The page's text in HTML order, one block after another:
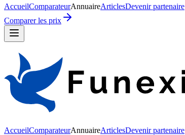
AccueilComparateurAnnuaireArticlesDevenir partenaire
Comparer les prix
AccueilComparateurAnnuaireArticlesDevenir partenaire